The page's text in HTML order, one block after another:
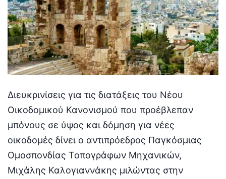
Διευκρινίσεις για τις διατάξεις του Νέου
Οικοδομικού Κανονισμού που προέβλεπαν
μπόνους σε ύψος και δόμηση για νέες
οικοδομές δίνει ο αντιπρόεδρος Παγκόσμιας
Ομοσπονδίας Τοπογράφων Μηχανικών,
Μιχάλης Καλογιαννάκης μιλώντας στην